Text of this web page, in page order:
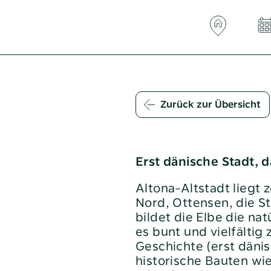
altoba-card
Downloads
Elektronische Wasserzähler
E-Mobilität bei der altoba
Glasfaser
Häufige Fragen
Hausnotruf
Zurück zur Übersicht
Erst dänische Stadt,
Altona-Altstadt liegt
Nord, Ottensen, die
bildet die Elbe die
es bunt und vielfältig
Geschichte (erst
historische Bauten